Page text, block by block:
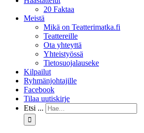
20 Faktaa
Meistä
Mikä on Teatterimatka.fi
Teattereille
Ota yhteyttä
Yhteistyössä
Tietosuojalauseke
Kilpailut
Ryhmänjohtajille
Facebook
Tilaa uutiskirje
Etsi ...